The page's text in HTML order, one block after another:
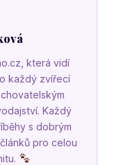
která vidí
každý zvířecí
Každý
s dobrým
pro celou